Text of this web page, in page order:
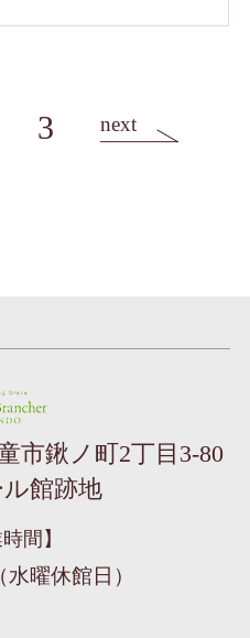
3 next
シェ天童
市鍬ノ町2丁目3-80
館跡地
間】
水曜休館日）